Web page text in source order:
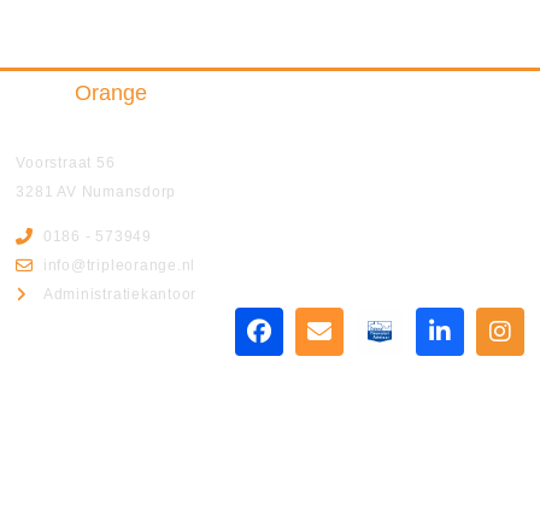
Orange
Voorstraat 56
3281 AV Numansdorp
0186 - 573949
info@tripleorange.nl
Administratiekantoor